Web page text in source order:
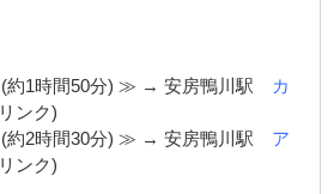
約1時間50分) ≫ → 安房鴨川駅
カ
ンク)
約2時間30分) ≫ → 安房鴨川駅 ア
ンク)